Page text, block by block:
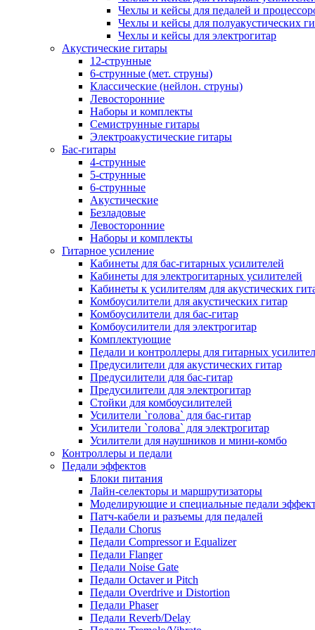
Чехлы и кейсы для педалей и
Чехлы и кейсы для полуакустических
Чехлы и кейсы для электрогитар
Акустические гитары
12-струнные
6-струнные (мет. струны)
Классические (нейлон. струны)
Левосторонние
Наборы и комплекты
Семиструнные гитары
Электроакустические гитары
Бас-гитары
4-струнные
5-струнные
6-струнные
Акустические
Безладовые
Левосторонние
Наборы и комплекты
Гитарное усиление
Кабинеты для бас-гитарных усилителей
Кабинеты для электрогитарных усилителей
Кабинеты к усилителям для акустических
Комбоусилители для акустических гитар
Комбоусилители для бас-гитар
Комбоусилители для электрогитар
Комплектующие
Педали и контроллеры для гитарных
Предусилители для акустических гитар
Предусилители для бас-гитар
Предусилители для электрогитар
Стойки для комбоусилителей
Усилители `голова` для бас-гитар
Усилители `голова` для электрогитар
Усилители для наушников и мини-комбо
Контроллеры и педали
Педали эффектов
Блоки питания
Лайн-селекторы и маршрутизаторы
Моделирующие и специальные педали
Патч-кабели и разъемы для педалей
Педали Chorus
Педали Compressor и Equalizer
Педали Flanger
Педали Noise Gate
Педали Octaver и Pitch
Педали Overdrive и Distortion
Педали Phaser
Педали Reverb/Delay